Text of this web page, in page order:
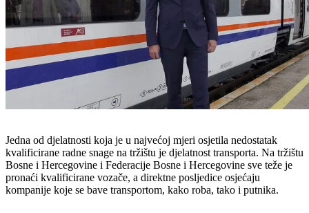
Jedna od djelatnosti koja je u najvećoj mjeri osjetila nedostatak
kvalificirane radne snage na tržištu je djelatnost transporta. Na tržištu
Bosne i Hercegovine i Federacije Bosne i Hercegovine sve teže je
pronaći kvalificirane vozače, a direktne posljedice osjećaju
kompanije koje se bave transportom, kako roba, tako i putnika.